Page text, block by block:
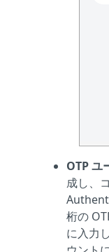
OTP ユ
成し、
桁の
に入力